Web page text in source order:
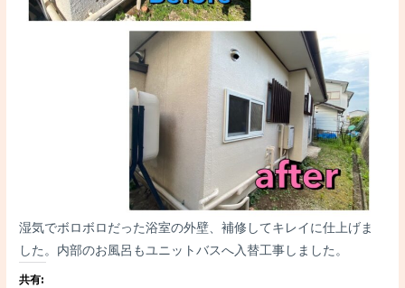
湿気でボロボロだった浴室の外壁、補修してキレイに仕上げま
した。内部のお風呂もユニットバスへ入替工事しました。
共有: